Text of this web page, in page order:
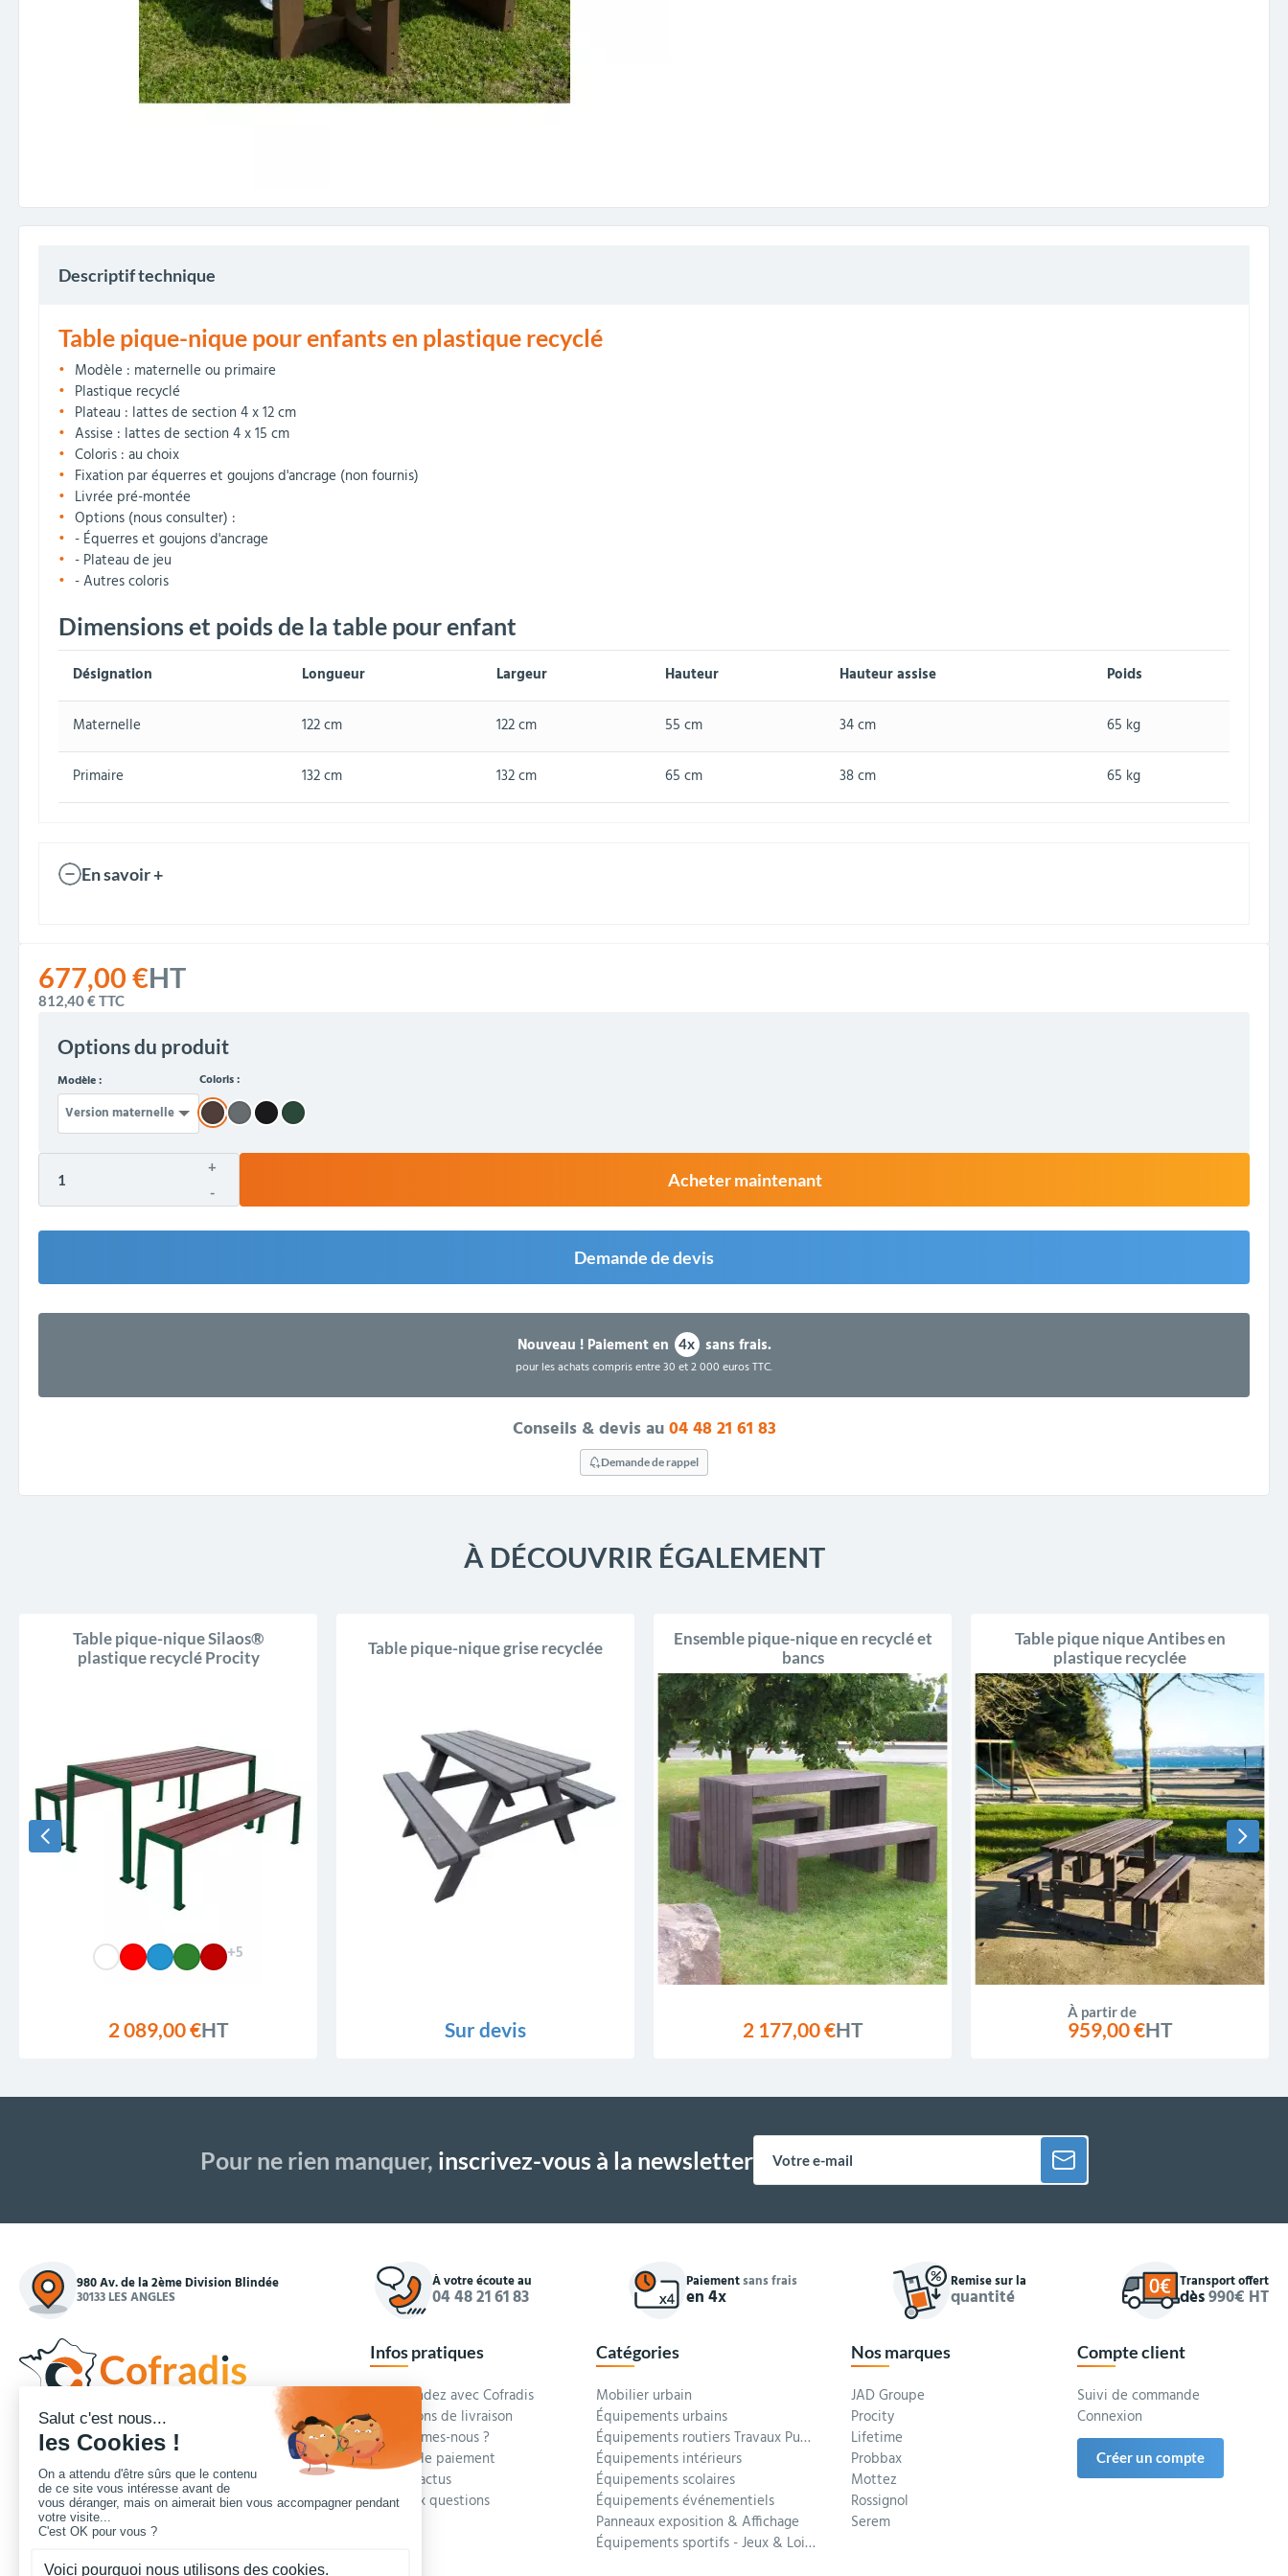
677,00 €HT
812,40 €TTC
Options du produit
Modèle : Coloris :
+
-
Acheter maintenant
Demande de devis
Nouveau !Paiement en 4x sans frais.
pour les achats compris entre 30 et 2 000 euros TTC.
Conseils & devis au04 48 21 61 83
Demande de rappel
Descriptif technique
Table pique-nique pour enfants en plastique recyclé
Modèle : maternelle ou primaire
Plastique recyclé
Plateau : lattes de section 4 x 12 cm
Assise : lattes de section 4 x 15 cm
Coloris : au choix
Fixation par équerres et goujons d'ancrage (non fournis)
Livrée pré-montée
Options (nous consulter) :
- Équerres et goujons d'ancrage
- Plateau de jeu
- Autres coloris
Dimensions et poids de la table pour enfant
Désignation Longueur Largeur Hauteur Hauteur assise Poids
Maternelle 122 cm 122 cm 55 cm 34 cm 65 kg
Primaire 132 cm 132 cm 65 cm 38 cm 65 kg
En savoir +
À DÉCOUVRIR ÉGALEMENT
Table pique-nique Silaos®
plastique recyclé Procity
+5
2 089,00 €HT
Table pique-nique grise recyclée
Sur devis
Ensemble pique-nique en recyclé et
bancs
2 177,00 €HT
Table pique nique Antibes en
plastique recyclée
À partir de
959,00 €HT
Pour ne rien manquer, inscrivez-vous à la newsletter
980 Av. de la 2ème Division Blindée
30133 LES ANGLES
À votre écoute au
04 48 21 61 83
Paiementsans frais
en 4x
Remise sur la
quantité
Transport offert
dès990€ HT
Concepteur et fournisseur de mobilier urbain,
Cofradis répond aux besoins d'équipements des
services des collectivités locales, des entreprises
de travaux publics, lycées, écoles.
Nous contacter
Infos pratiques
Commandez avec Cofradis
Conditions de livraison
Qui sommes-nous ?
Modes de paiement
Blog et actus
Foire aux questions
Catégories
Mobilier urbain
Équipements urbains
Équipements routiers Travaux Publics
Équipements intérieurs
Équipements scolaires
Équipements événementiels
Panneaux exposition & Affichage
Équipements sportifs - Jeux & Loisirs
Nos marques
JAD Groupe
Procity
Lifetime
Probbax
Mottez
Rossignol
Serem
Compte client
Suivi de commande
Connexion
Créer un compte